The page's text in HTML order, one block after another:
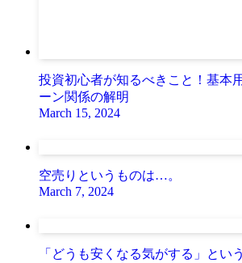
投資初心者が知るべきこと！基本
ーン関係の解明
March 15, 2024
空売りというものは…。
March 7, 2024
「どうも安くなる気がする」とい